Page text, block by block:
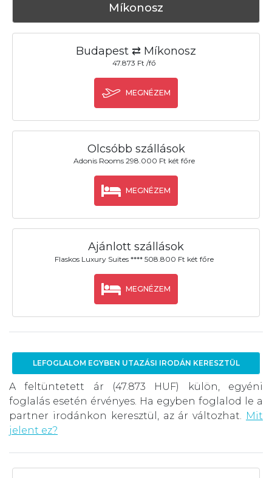
Míkonosz
Budapest ⇄ Míkonosz
47.873 Ft /fő
MEGNÉZEM
Olcsóbb szállások
Adonis Rooms 298.000 Ft két főre
MEGNÉZEM
Ajánlott szállások
Flaskos Luxury Suites **** 508.800 Ft két főre
MEGNÉZEM
LEFOGLALOM EGYBEN UTAZÁSI IRODÁN KERESZTÜL
A feltüntetett ár (47.873 HUF) külön, egyéni
foglalás esetén érvényes. Ha egyben foglalod le a
partner irodánkon keresztül, az ár változhat.
Mit
jelent ez?